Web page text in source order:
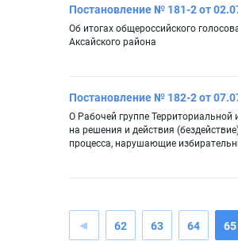
Постановление № 181-2 от
Об итогах общероссийского
Аксайского района
Постановление № 182-2 от
О Рабочей группе
на решения и действия
процесса, нарушающие
62 63 64 65